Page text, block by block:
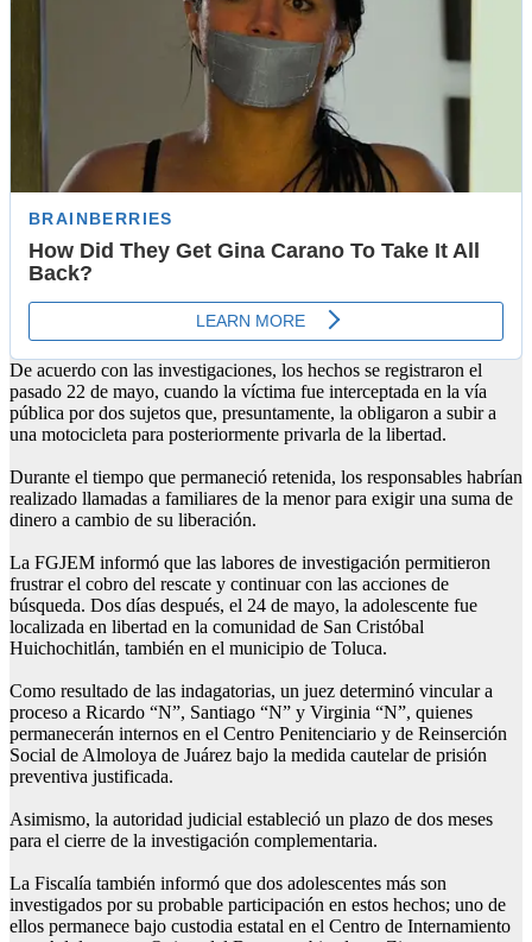
De acuerdo con las investigaciones, los hechos se registraron el
pasado 22 de mayo, cuando la víctima fue interceptada en la vía
pública por dos sujetos que, presuntamente, la obligaron a subir a
una motocicleta para posteriormente privarla de la libertad.
Durante el tiempo que permaneció retenida, los responsables habrían
realizado llamadas a familiares de la menor para exigir una suma de
dinero a cambio de su liberación.
La FGJEM informó que las labores de investigación permitieron
frustrar el cobro del rescate y continuar con las acciones de
búsqueda. Dos días después, el 24 de mayo, la adolescente fue
localizada en libertad en la comunidad de San Cristóbal
Huichochitlán, también en el municipio de Toluca.
Como resultado de las indagatorias, un juez determinó vincular a
proceso a Ricardo “N”, Santiago “N” y Virginia “N”, quienes
permanecerán internos en el Centro Penitenciario y de Reinserción
Social de Almoloya de Juárez bajo la medida cautelar de prisión
preventiva justificada.
Asimismo, la autoridad judicial estableció un plazo de dos meses
para el cierre de la investigación complementaria.
La Fiscalía también informó que dos adolescentes más son
investigados por su probable participación en estos hechos; uno de
ellos permanece bajo custodia estatal en el Centro de Internamiento